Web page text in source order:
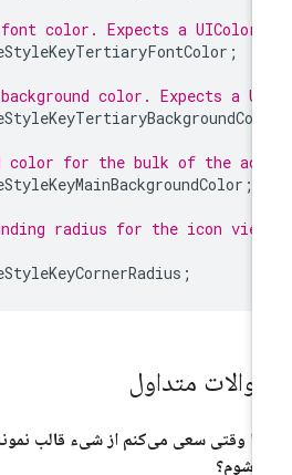
font color. Expects a UIColor.
background color. Expects a
color for the bulk of the
radius for the icon
متداول
وقتی سعی می‌کنم از شیء قالب